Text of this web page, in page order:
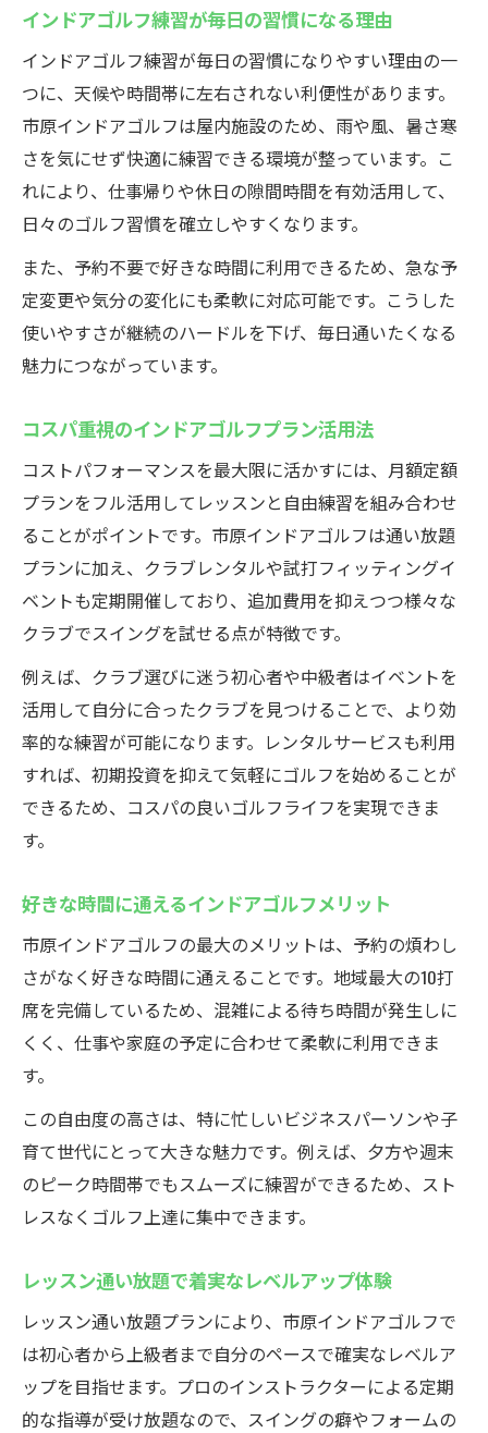
インドアゴルフ練習が毎日の習慣になる理由
インドアゴルフ練習が毎日の習慣になりやすい理由の一
つに、天候や時間帯に左右されない利便性があります。
市原インドアゴルフは屋内施設のため、雨や風、暑さ寒
さを気にせず快適に練習できる環境が整っています。こ
れにより、仕事帰りや休日の隙間時間を有効活用して、
日々のゴルフ習慣を確立しやすくなります。
また、予約不要で好きな時間に利用できるため、急な予
定変更や気分の変化にも柔軟に対応可能です。こうした
使いやすさが継続のハードルを下げ、毎日通いたくなる
魅力につながっています。
コスパ重視のインドアゴルフプラン活用法
コストパフォーマンスを最大限に活かすには、月額定額
プランをフル活用してレッスンと自由練習を組み合わせ
ることがポイントです。市原インドアゴルフは通い放題
プランに加え、クラブレンタルや試打フィッティングイ
ベントも定期開催しており、追加費用を抑えつつ様々な
クラブでスイングを試せる点が特徴です。
例えば、クラブ選びに迷う初心者や中級者はイベントを
活用して自分に合ったクラブを見つけることで、より効
率的な練習が可能になります。レンタルサービスも利用
すれば、初期投資を抑えて気軽にゴルフを始めることが
できるため、コスパの良いゴルフライフを実現できま
す。
好きな時間に通えるインドアゴルフメリット
市原インドアゴルフの最大のメリットは、予約の煩わし
さがなく好きな時間に通えることです。地域最大の10打
席を完備しているため、混雑による待ち時間が発生しに
くく、仕事や家庭の予定に合わせて柔軟に利用できま
す。
この自由度の高さは、特に忙しいビジネスパーソンや子
育て世代にとって大きな魅力です。例えば、夕方や週末
のピーク時間帯でもスムーズに練習ができるため、スト
レスなくゴルフ上達に集中できます。
レッスン通い放題で着実なレベルアップ体験
レッスン通い放題プランにより、市原インドアゴルフで
は初心者から上級者まで自分のペースで確実なレベルア
ップを目指せます。プロのインストラクターによる定期
的な指導が受け放題なので、スイングの癖やフォームの